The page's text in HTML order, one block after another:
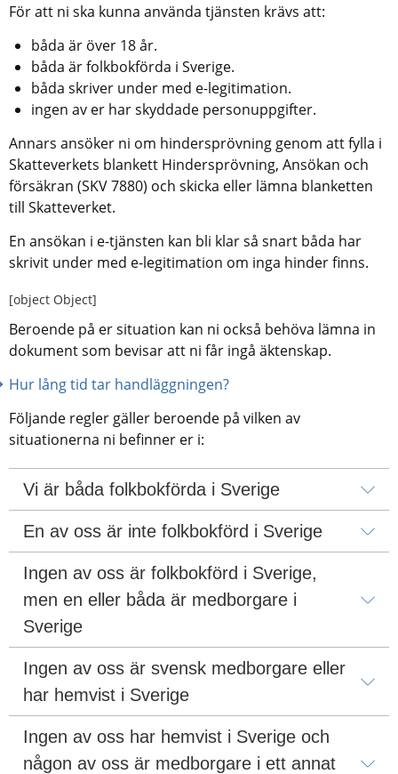
För att ni ska kunna använda tjänsten krävs att:
båda är över 18 år.
båda är folkbokförda i Sverige.
båda skriver under med e-legitimation.
ingen av er har skyddade personuppgifter.
Annars ansöker ni om hindersprövning genom att fylla i
Skatteverkets blankett Hindersprövning, Ansökan och
försäkran (SKV 7880) och skicka eller lämna blanketten
till Skatteverket.
En ansökan i e-tjänsten kan bli klar så snart båda har
skrivit under med e-legitimation om inga hinder finns.
[object Object]
Beroende på er situation kan ni också behöva lämna in
dokument som bevisar att ni får ingå äktenskap.
Hur lång tid tar handläggningen?
Följande regler gäller beroende på vilken av
situationerna ni befinner er i:
Vi är båda folkbokförda i Sverige
En av oss är inte folkbokförd i Sverige
Ingen av oss är folkbokförd i Sverige,
men en eller båda är medborgare i
Sverige
Ingen av oss är svensk medborgare eller
har hemvist i Sverige
Ingen av oss har hemvist i Sverige och
någon av oss är medborgare i ett annat